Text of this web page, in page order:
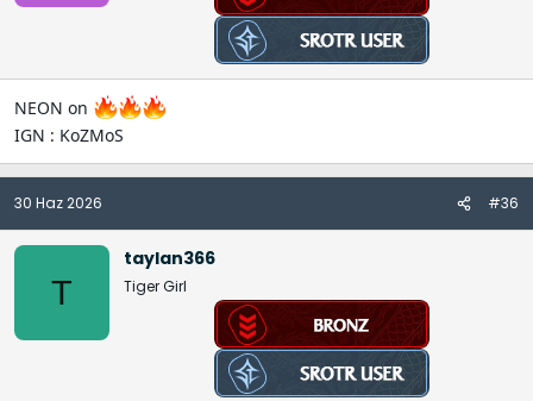
NEON on
IGN : KoZMoS
30 Haz 2026 #36
T
taylan366
Tiger Girl